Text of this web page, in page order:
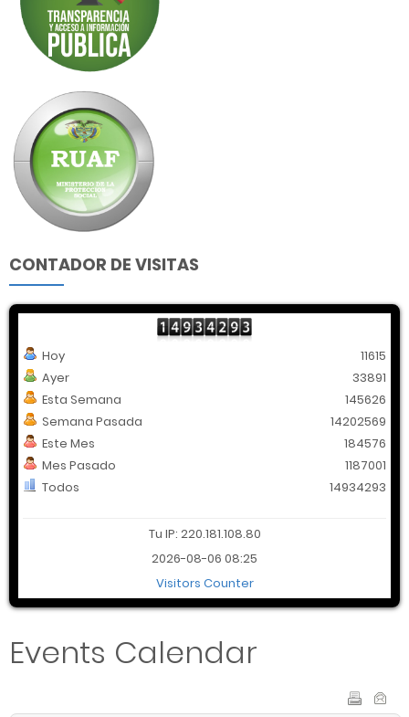
CONTADOR DE VISITAS
Hoy
Ayer
Esta Semana
Semana Pasada
Este Mes
Mes Pasado
Todos
11615
33891
145626
14202569
184576
1187001
14934293
Tu IP: 220.181.108.80
2026-08-06 08:25
Visitors Counter
Events Calendar